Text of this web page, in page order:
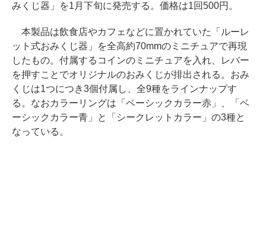
みくじ器」を1月下旬に発売する。価格は1回500円。
本製品は飲食店やカフェなどに置かれていた「ルーレ
ット式おみくじ器」を全高約70mmのミニチュアで再現
したもの。付属するコインのミニチュアを入れ、レバー
を押すことでオリジナルのおみくじが排出される。おみ
くじは1つにつき3個付属し、全9種をラインナップす
る。なおカラーリングは「ベーシックカラー赤」、「ベ
ーシックカラー青」と「シークレットカラー」の3種と
なっている。